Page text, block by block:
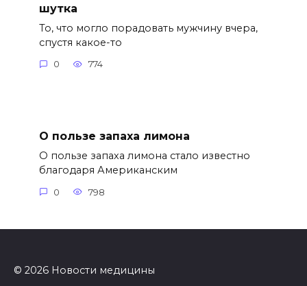
шутка
То, что могло порадовать мужчину вчера,
спустя какое-то
0 774
О пользе запаха лимона
О пользе запаха лимона стало известно
благодаря Американским
0 798
© 2026 Новости медицины